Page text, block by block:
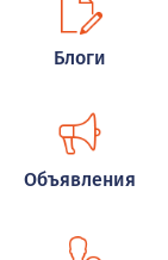
Блоги
Объявления